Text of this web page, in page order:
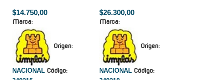
$14.750,00
Marca:
Origen:
NACIONAL Código:
$26.300,00
Marca:
Origen:
NACIONAL Código: